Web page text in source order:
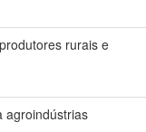
rurais e
agroindústrias